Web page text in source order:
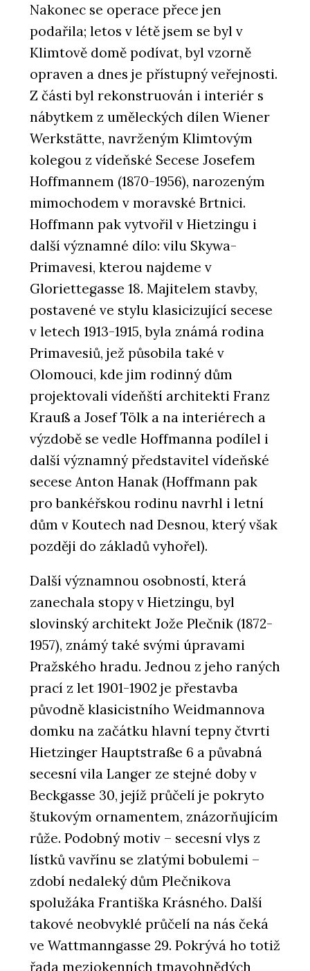
Nakonec se operace přece jen
podařila; letos v létě jsem se byl v
Klimtově domě podívat, byl vzorně
opraven a dnes je přístupný veřejnosti.
Z části byl rekonstruován i interiér s
nábytkem z uměleckých dílen Wiener
Werkstätte, navrženým Klimtovým
kolegou z vídeňské Secese Josefem
Hoffmannem (1870-1956), narozeným
mimochodem v moravské Brtnici.
Hoffmann pak vytvořil v Hietzingu i
další významné dílo: vilu Skywa-
Primavesi, kterou najdeme v
Gloriettegasse 18. Majitelem stavby,
postavené ve stylu klasicizující secese
v letech 1913-1915, byla známá rodina
Primavesiů, jež působila také v
Olomouci, kde jim rodinný dům
projektovali vídeňští architekti Franz
Krauß a Josef Tölk a na interiérech a
výzdobě se vedle Hoffmanna podílel i
další významný představitel vídeňské
secese Anton Hanak (Hoffmann pak
pro bankéřskou rodinu navrhl i letní
dům v Koutech nad Desnou, který však
později do základů vyhořel).
Další významnou osobností, která
zanechala stopy v Hietzingu, byl
slovinský architekt Jože Plečnik (1872-
1957), známý také svými úpravami
Pražského hradu. Jednou z jeho raných
prací z let 1901-1902 je přestavba
původně klasicistního Weidmannova
domku na začátku hlavní tepny čtvrti
Hietzinger Hauptstraße 6 a půvabná
secesní vila Langer ze stejné doby v
Beckgasse 30, jejíž průčelí je pokryto
štukovým ornamentem, znázorňujícím
růže. Podobný motiv – secesní vlys z
lístků vavřínu se zlatými bobulemi –
zdobí nedaleký dům Plečnikova
spolužáka Františka Krásného. Další
takové neobvyklé průčelí na nás čeká
ve Wattmanngasse 29. Pokrývá ho totiž
řada meziokenních tmavohnědých